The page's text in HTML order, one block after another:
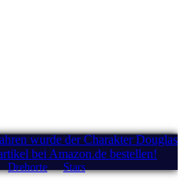
wurde der Charakter Douglas
bei Amazon.de bestellen!
Drehorte Stars